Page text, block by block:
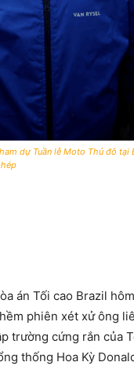
dự Tuần lễ Moto Thủ đô tại
án Tối cao Brazil
phiên xét xử ông
trường cứng rắn của
thống Hoa Kỳ